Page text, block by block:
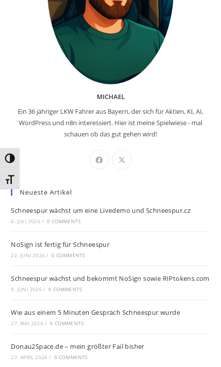
Umschalten auf hohe Kontraste
Schrift vergrößern
MICHAEL
Ein 36 jähriger LKW Fahrer aus Bayern, der sich für Aktien, KI, AI,
WordPress und n8n interessiert. Hier ist meine Spielwiese - mal
schauen ob das gut gehen wird!
Neueste Artikel
Schneespur wächst um eine Livedemo und Schneespur.cz
4. JULI 2026 / 0 COMMENTS
NoSign ist fertig für Schneespur
22. JUNI 2026 / 0 COMMENTS
Schneespur wächst und bekommt NoSign sowie RIPtokens.com
9. JUNI 2026 / 0 COMMENTS
Wie aus einem 5 Minuten Gespräch Schneespur wurde
27. MAI 2026 / 0 COMMENTS
Donau2Space.de – mein größter Fail bisher
22. APRIL 2026 / 0 COMMENTS